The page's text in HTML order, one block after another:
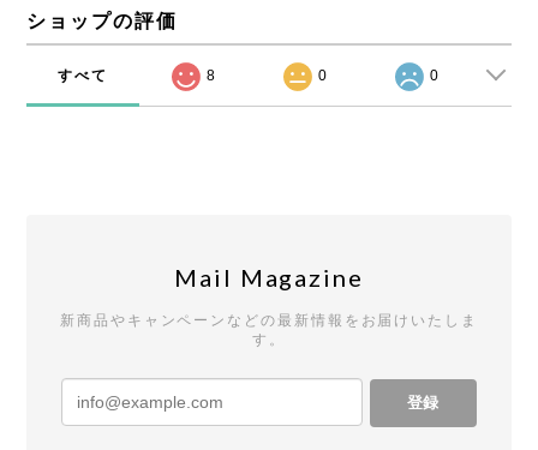
ショップの評価
すべて 8 0 0
Mail Magazine
新商品やキャンペーンなどの最新情報をお届けいたしま
す。
登録